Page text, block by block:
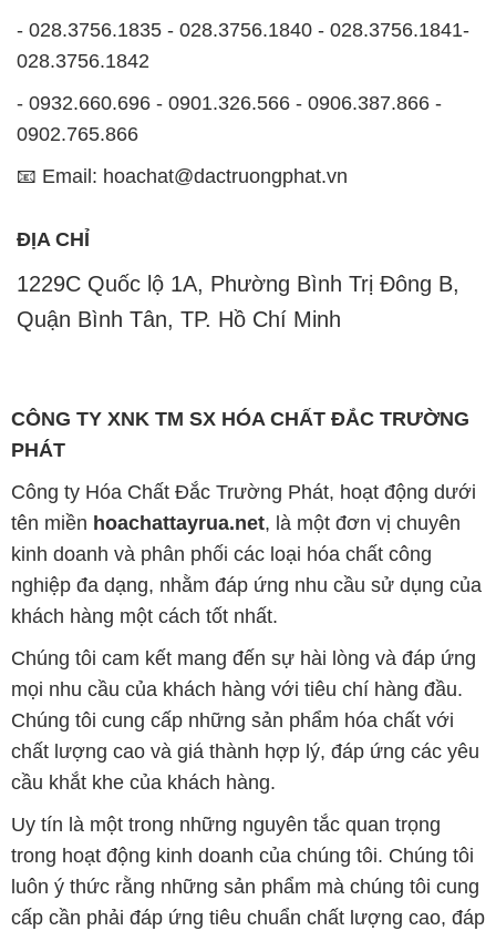
- 028.3756.1835 - 028.3756.1840 - 028.3756.1841-
028.3756.1842
- 0932.660.696 - 0901.326.566 - 0906.387.866 -
0902.765.866
📧 Email: hoachat@dactruongphat.vn
ĐỊA CHỈ
1229C Quốc lộ 1A, Phường Bình Trị Đông B,
Quận Bình Tân, TP. Hồ Chí Minh
CÔNG TY XNK TM SX HÓA CHẤT ĐẮC TRƯỜNG
PHÁT
Công ty Hóa Chất Đắc Trường Phát, hoạt động dưới
tên miền hoachattayrua.net, là một đơn vị chuyên
kinh doanh và phân phối các loại hóa chất công
nghiệp đa dạng, nhằm đáp ứng nhu cầu sử dụng của
khách hàng một cách tốt nhất.
Chúng tôi cam kết mang đến sự hài lòng và đáp ứng
mọi nhu cầu của khách hàng với tiêu chí hàng đầu.
Chúng tôi cung cấp những sản phẩm hóa chất với
chất lượng cao và giá thành hợp lý, đáp ứng các yêu
cầu khắt khe của khách hàng.
Uy tín là một trong những nguyên tắc quan trọng
trong hoạt động kinh doanh của chúng tôi. Chúng tôi
luôn ý thức rằng những sản phẩm mà chúng tôi cung
cấp cần phải đáp ứng tiêu chuẩn chất lượng cao, đáp